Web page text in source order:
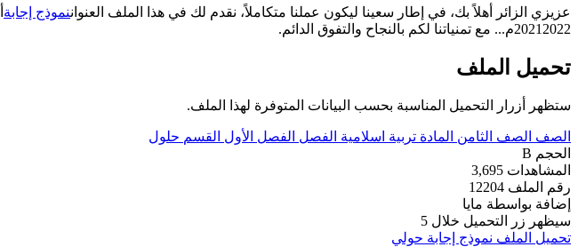
عزيزي الزائر أهلاً بك، في إطار سعينا ليكون عملنا متكاملاً، نقدم لك في هذا الملف العنواننموذج إجابة
20212022م... مع تمنياتنا لكم بالنجاح والتفوق الدائم.
تحميل الملف
ستظهر أزرار التحميل المناسبة بحسب البيانات المتوفرة لهذا الملف.
الصف الصف الثامن المادة تربية اسلامية الفصل الفصل الأول القسم حلول
الحجم B
المشاهدات 3,695
رقم الملف 12204
إضافة بواسطة مايا
سيظهر زر التحميل خلال 5
تحميل الملف نموذج إجابة حولي